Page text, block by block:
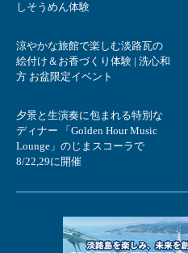
しそうめん体験
涼やかな旅館で楽しむ淡路瓦の
絵付け＆お香づくり体験 | 洗心和
方 お盆限定イベント
夕景と生演奏に包まれる特別な
ディナー 「Golden Hour Music
Lounge」のじまスコーラで
8/22,29に開催